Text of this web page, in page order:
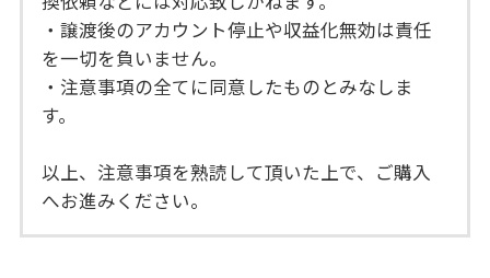
・譲渡後のアカウント停止や収益化無効は責任
を一切を負いません。
・注意事項の全てに同意したものとみなしま
す。
以上、注意事項を熟読して頂いた上で、ご購入
へお進みください。